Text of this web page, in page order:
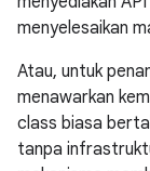
menyelesaikan
Atau, untuk
menawarkan
class biasa
tanpa